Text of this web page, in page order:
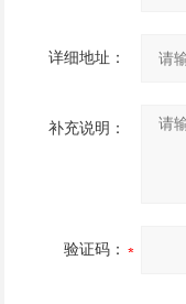
详细地址：
补充说明：
验证码：